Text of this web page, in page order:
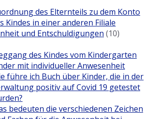
des Elternteils zu dem Konto
Kindes in einer anderen Filiale
und Entschuldigungen (10)
des Kindes vom Kindergarten
mit individueller Anwesenheit
führe ich Buch über Kinder, die in der
positiv auf Covid 19 getestet
bedeuten die verschiedenen Zeichen